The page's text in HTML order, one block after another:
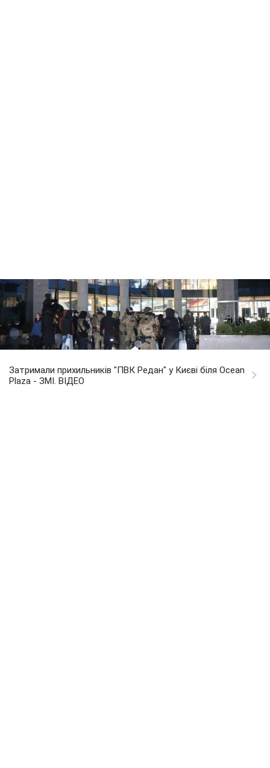
Затримали прихильників "ПВК Редан" у Києві біля Ocean
Plaza - ЗМІ. ВІДЕО